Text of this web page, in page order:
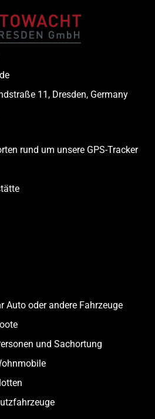
11, Dresden, Germany
rund um unsere GPS-Tracker
Auto oder andere Fahrzeuge
und Sachortung